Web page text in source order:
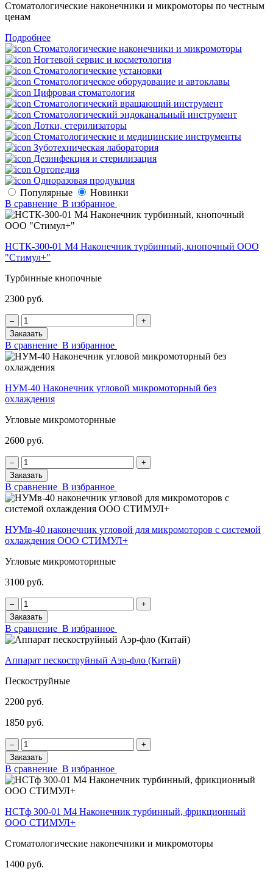
Стоматологические наконечники и микромоторы по честным
ценам
Подробнее
Стоматологические наконечники и микромоторы
Ногтевой сервис и косметология
Стоматологические установки
Стоматологическое оборудование и автоклавы
Цифровая стоматология
Стоматологический вращающий инструмент
Стоматологический эндоканальный инструмент
Лотки, стерилизаторы
Стоматологические и медицинские инструменты
Зуботехническая лаборатория
Дезинфекция и стерилизация
Ортопедия
Одноразовая продукция
Популярные
Новинки
В сравнение В избранное
НСТК-300-01 М4 Наконечник турбинный, кнопочный ООО
"Стимул+"
Турбинные кнопочные
2300 руб.
‒
+
Заказать
В сравнение В избранное
НУМ-40 Наконечник угловой микромоторный без
охлаждения
Угловые микромоторнные
2600 руб.
‒
+
Заказать
В сравнение В избранное
НУМв-40 наконечник угловой для микромоторов с системой
охлаждения ООО СТИМУЛ+
Угловые микромоторнные
3100 руб.
‒
+
Заказать
В сравнение В избранное
Аппарат пескоструйный Аэр-фло (Китай)
Пескоструйные
2200 руб.
1850 руб.
‒
+
Заказать
В сравнение В избранное
НСТф 300-01 М4 Наконечник турбинный, фрикционный
ООО СТИМУЛ+
Стоматологические наконечники и микромоторы
1400 руб.